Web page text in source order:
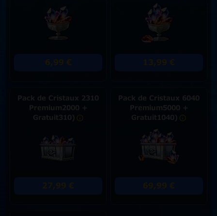
Pack de Cristaux 2310
Premium2000 +
Gratuit310)
Pack de Cristaux 6040
Premium5000 +
Gratuit1040)